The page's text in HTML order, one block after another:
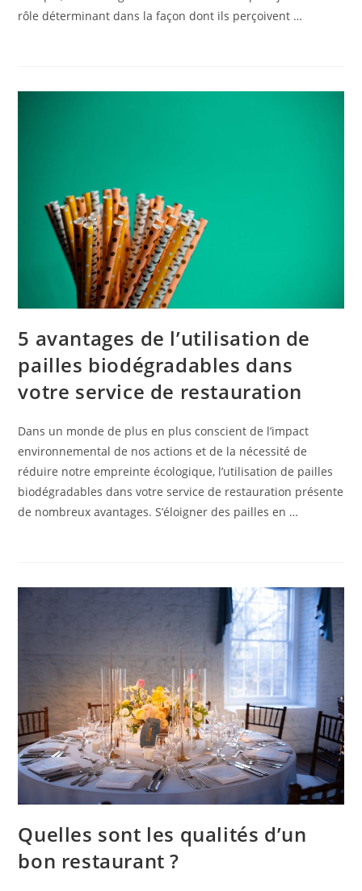
rôle déterminant dans la façon dont ils perçoivent …
5 avantages de l’utilisation de
pailles biodégradables dans
votre service de restauration
Dans un monde de plus en plus conscient de l’impact
environnemental de nos actions et de la nécessité de
réduire notre empreinte écologique, l’utilisation de pailles
biodégradables dans votre service de restauration présente
de nombreux avantages. S’éloigner des pailles en …
Quelles sont les qualités d’un
bon restaurant ?